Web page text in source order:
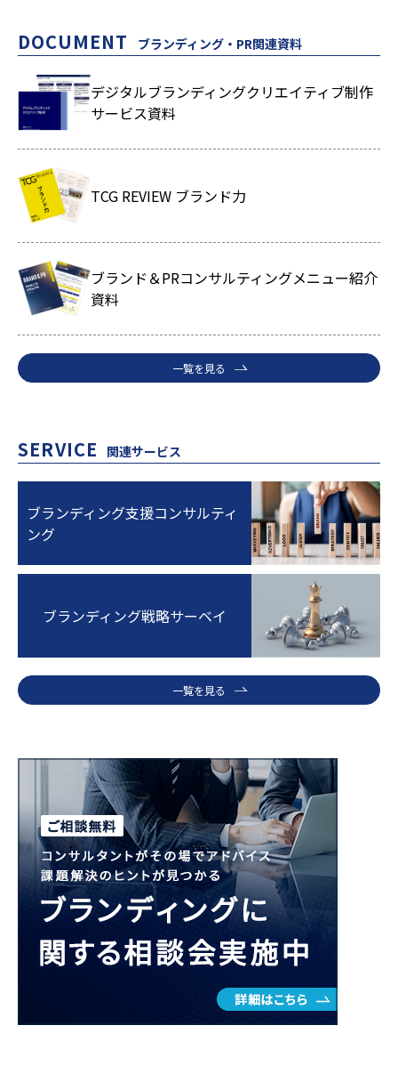
DOCUMENT ブランディング・PR関連資料
デジタルブランディングクリエイティブ制作
サービス資料
TCG REVIEW ブランド力
ブランド＆PRコンサルティングメニュー紹介
資料
一覧を見る
SERVICE 関連サービス
ブランディング支援コンサルティ
ング
ブランディング戦略サーベイ
一覧を見る